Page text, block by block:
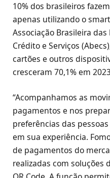
10% dos brasileiros
apenas utilizando o
Associação Brasileira
Crédito e Serviços
cartões e outros
cresceram 70,1% em
“Acompanhamos as
pagamentos e nos
preferências das
em sua experiência.
de pagamentos do
realizadas com soluções